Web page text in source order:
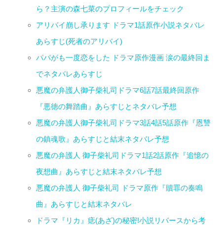
ら？主演の森七菜のプロフィールをチェック
アリバイ崩し承ります ドラマ1話原作小説ネタバレ
あらすじ(死者のアリバイ)
パパがも一度恋をした ドラマ原作漫画 涙の最終回ま
でネタバレあらすじ
悪魔の弁護人御子柴礼司ドラマ6話7話最終回原作
『悪徳の舞踏曲』あらすじとネタバレ予想
悪魔の弁護人御子柴礼司ドラマ3話4話5話原作『恩讐
の鎮魂歌』あらすじと結末ネタバレ予想
悪魔の弁護人 御子柴礼司ドラマ1話2話原作『追憶の
夜想曲』あらすじと結末ネタバレ予想
悪魔の弁護人 御子柴礼司 ドラマ原作『贖罪の奏鳴
曲』あらすじと結末ネタバレ
ドラマ『リカ』痣(あざ)の秘密!小説リバースから考